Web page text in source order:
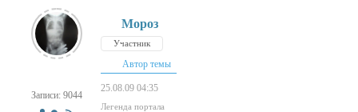
Записи: 9044
Мороз
Участник
Автор темы
25.08.09 04:35
Легенда портала